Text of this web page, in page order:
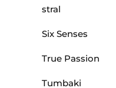
stral
Six Senses
True Passion
Tumbaki